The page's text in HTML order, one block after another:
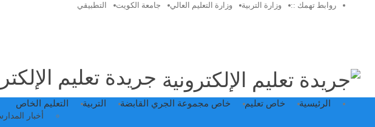
روابط تهمك :: وزارة التربية وزارة التعليم العالي جامعة الكويت التطبيقي
جريدة تعليم
الرئيسية خاص تعليم خاص مجموعة الجري القابضة التربية التعليم الخاص
أخبار